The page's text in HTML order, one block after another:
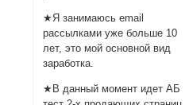
★Я занимаюсь email
рассылками уже больше 10
лет, это мой основной вид
заработка.
★В данный момент идет АБ